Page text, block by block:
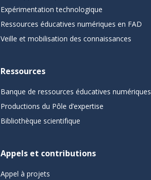
Expérimentation technologique
Ressources éducatives numériques en FAD
Veille et mobilisation des connaissances
Ressources
Banque de ressources éducatives numériques
Productions du Pôle d’expertise
Bibliothèque scientifique
Appels et contributions
Appel à projets